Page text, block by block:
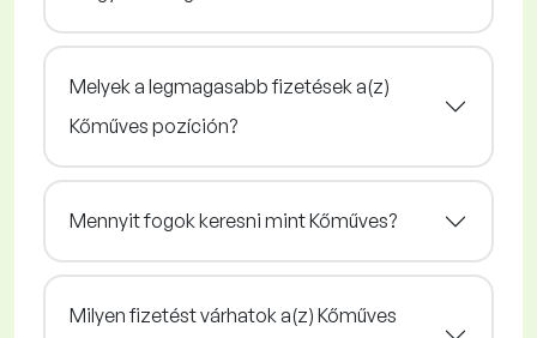
Melyek a legmagasabb fizetések a(z)
Kőműves pozíción?
Mennyit fogok keresni mint Kőműves?
Milyen fizetést várhatok a(z) Kőműves